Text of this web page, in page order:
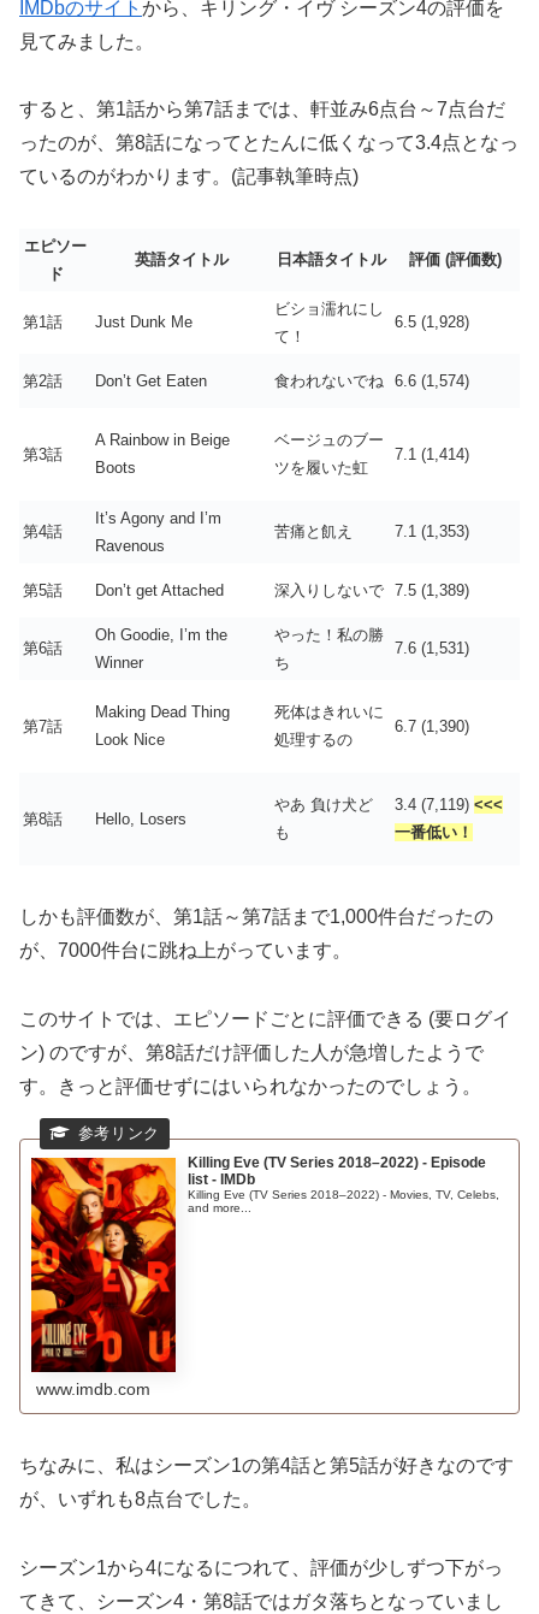
IMDbのサイト から、キリング・イヴ シーズン4の評価を
見てみました。
すると、第1話から第7話までは、軒並み6点台～7点台だ
ったのが、第8話になってとたんに低くなって3.4点となっ
ているのがわかります。(記事執筆時点)
エピソー
ド
英語タイトル 日本語タイトル 評価 (評価数)
第1話 Just Dunk Me
ビショ濡れにし
て！
6.5 (1,928)
第2話 Don’t Get Eaten 食われないでね 6.6 (1,574)
第3話
A Rainbow in Beige
Boots
ベージュのブー
ツを履いた虹
7.1 (1,414)
第4話
It’s Agony and I’m
Ravenous
苦痛と飢え 7.1 (1,353)
第5話 Don’t get Attached 深入りしないで 7.5 (1,389)
第6話
Oh Goodie, I’m the
Winner
やった！私の勝
ち
7.6 (1,531)
第7話
Making Dead Thing
Look Nice
死体はきれいに
処理するの
6.7 (1,390)
第8話 Hello, Losers
やあ 負け犬ど
も
3.4 (7,119) <<<
一番低い！
しかも評価数が、第1話～第7話まで1,000件台だったの
が、7000件台に跳ね上がっています。
このサイトでは、エピソードごとに評価できる (要ログイ
ン) のですが、第8話だけ評価した人が急増したようで
す。きっと評価せずにはいられなかったのでしょう。
Killing Eve (TV Series 2018–2022) - Episode
list - IMDb
Killing Eve (TV Series 2018–2022) - Movies, TV, Celebs,
and more...
www.imdb.com
ちなみに、私はシーズン1の第4話と第5話が好きなのです
が、いずれも8点台でした。
シーズン1から4になるにつれて、評価が少しずつ下がっ
てきて、シーズン4・第8話ではガタ落ちとなっていまし